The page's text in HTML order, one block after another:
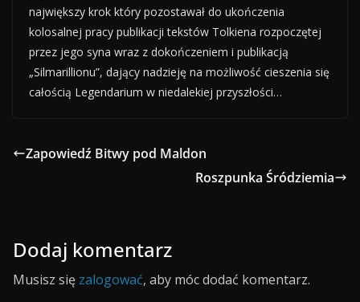
największy krok który pozostawał do ukończenia
kolosalnej pracy publikacji tekstów Tolkiena rozpoczętej
przez jego syna wraz z dokończeniem i publikacją
„Silmarillionu”, dający nadzieję na możliwość cieszenia się
całością Legendarium w niedalekiej przyszłości…
Zapowiedź Bitwy pod Maldon
Roszpunka Śródziemia
Dodaj komentarz
Musisz się zalogować, aby móc dodać komentarz.